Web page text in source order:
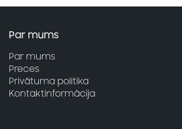
Par mums
Par mums
Preces
Privātuma politika
Kontaktinformācija